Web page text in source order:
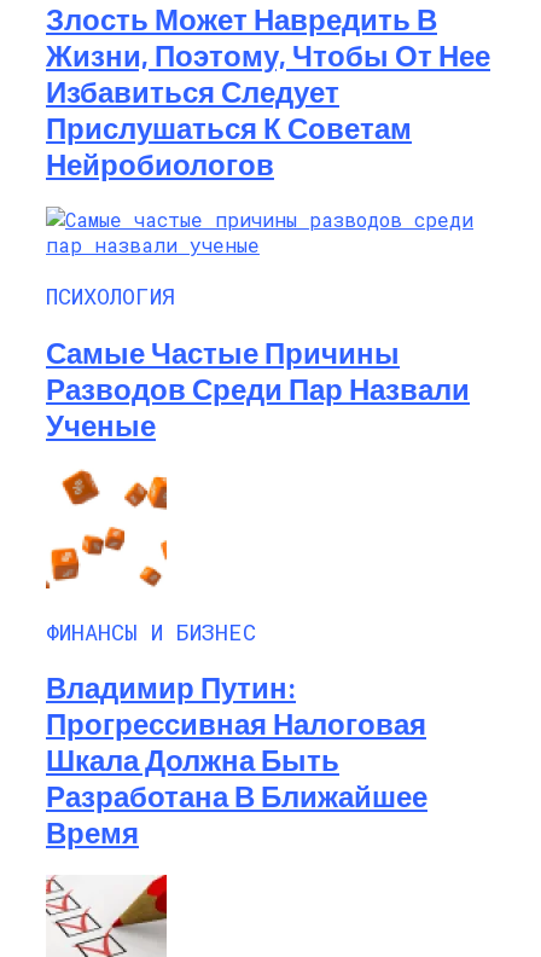
Злость Может Навредить В
Жизни, Поэтому, Чтобы От Нее
Избавиться Следует
Прислушаться К Советам
Нейробиологов
ПСИХОЛОГИЯ
Самые Частые Причины
Разводов Среди Пар Назвали
Ученые
ФИНАНСЫ И БИЗНЕС
Владимир Путин:
Прогрессивная Налоговая
Шкала Должна Быть
Разработана В Ближайшее
Время